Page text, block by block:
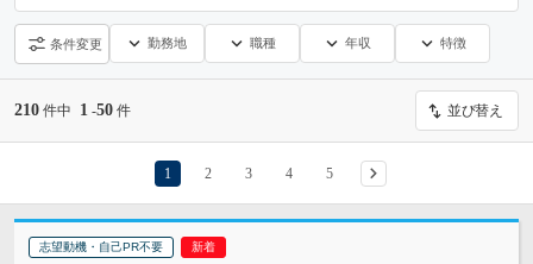
条件変更 勤務地 職種 年収 特徴
210 件中 1 -50 件 並び替え
1 2 3 4 5
志望動機・自己PR不要